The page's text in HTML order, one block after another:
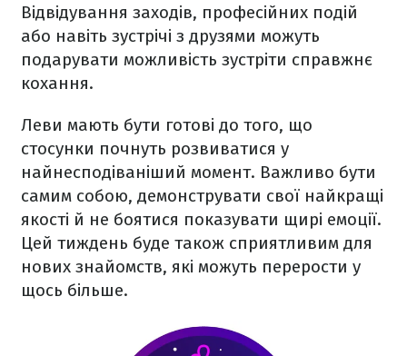
Відвідування заходів, професійних подій
або навіть зустрічі з друзями можуть
подарувати можливість зустріти справжнє
кохання.
Леви мають бути готові до того, що
стосунки почнуть розвиватися у
найнесподіваніший момент. Важливо бути
самим собою, демонструвати свої найкращі
якості й не боятися показувати щирі емоції.
Цей тиждень буде також сприятливим для
нових знайомств, які можуть перерости у
щось більше.